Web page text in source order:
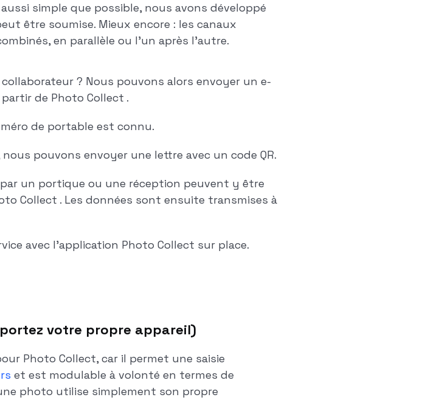
simple que possible, nous avons développé
être soumise. Mieux encore : les canaux
en parallèle ou l'un après l'autre.
? Nous pouvons alors envoyer un e-
de Photo Collect .
de portable est connu.
pouvons envoyer une lettre avec un code QR.
un portique ou une réception peuvent y être
Collect . Les données sont ensuite transmises à
avec l'application Photo Collect sur place.
votre propre appareil)
Photo Collect, car il permet une saisie
et est modulable à volonté en termes de
photo utilise simplement son propre